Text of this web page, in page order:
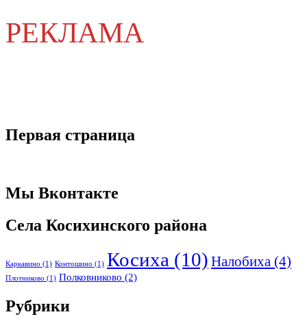
РЕКЛАМА
Первая страница
Мы Вконтакте
Села Косихинского района
Каркавино (1) Контошино (1) Косиха (10) Налобиха (4)
Плотниково (1) Полковниково (2)
Рубрики